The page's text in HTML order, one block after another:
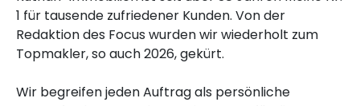
1 für tausende zufriedener Kunden. Von der
Redaktion des Focus wurden wir wiederholt zum
Topmakler, so auch 2026, gekürt.
Wir begreifen jeden Auftrag als persönliche